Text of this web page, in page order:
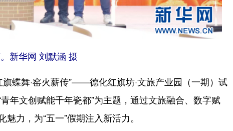
新华网 刘默涵 摄
蝶舞·窑火薪传”——德化红旗坊·文旅产业园（一期）试
年文创赋能千年瓷都”为主题，通过文旅融合、数字赋
力，为“五一”假期注入新活力。